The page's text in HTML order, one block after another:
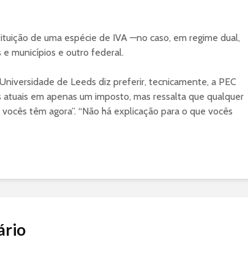
de uma espécie de IVA —no caso, em regime dual,
municípios e outro federal.
de Leeds diz preferir, tecnicamente, a PEC
em apenas um imposto, mas ressalta que qualquer
têm agora”. “Não há explicação para o que vocês